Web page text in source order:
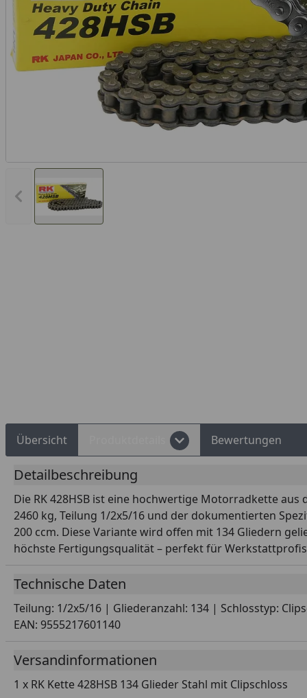
Vorheriges Bild anzeigen
Übersicht Bewertungen
Detailbeschreibung
Die RK 428HSB ist eine hochwertige Motorradkette
2460 kg, Teilung 1/2x5/16 und der dokumentierten
200 ccm. Diese Variante wird offen mit 134 Gliedern
höchste Fertigungsqualität – perfekt für
Technische Daten
Teilung: 1/2x5/16 | Gliederanzahl: 134 | Schlosstyp:
EAN: 9555217601140
Versandinformationen
1 x RK Kette 428HSB 134 Glieder Stahl mit Clipschloss